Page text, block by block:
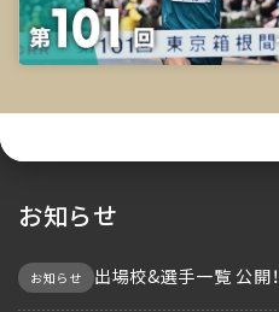
お知らせ
お知らせ 出場校&選手一覧 公開！